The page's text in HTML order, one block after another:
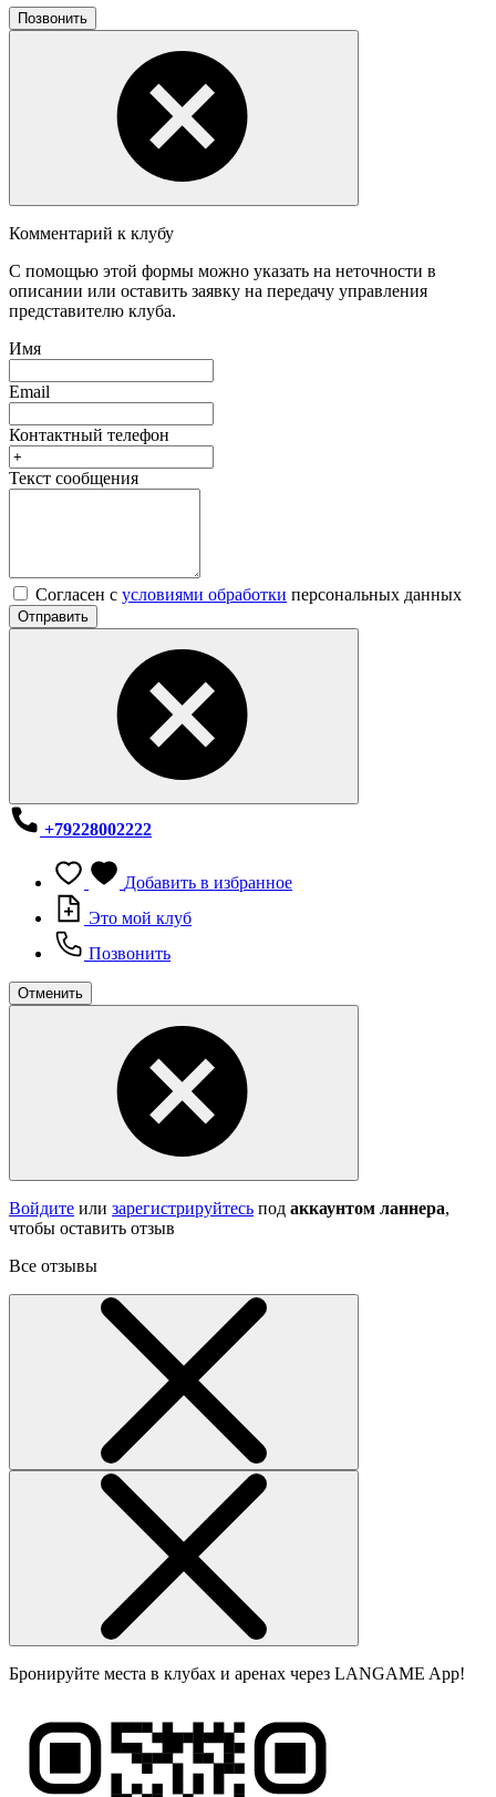
Позвонить
Комментарий к клубу
С помощью этой формы можно указать на неточности в
описании или оставить заявку на передачу управления
представителю клуба.
Имя
Email
Контактный телефон
Текст сообщения
Согласен с условиями обработки персональных данных
Отправить
+79228002222
Добавить в избранное
Это мой клуб
Позвонить
Отменить
Войдите или зарегистрируйтесь под аккаунтом ланнера,
чтобы оставить отзыв
Все отзывы
Бронируйте места в клубах и аренах через LANGAME App!